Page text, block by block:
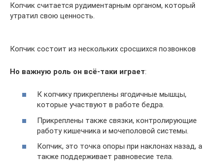
Копчик считается рудиментарным органом, который
утратил свою ценность.
Копчик состоит из нескольких сросшихся позвонков
Но важную роль он всё-таки играет:
К копчику прикреплены ягодичные мышцы,
которые участвуют в работе бедра.
Прикреплены также связки, контролирующие
работу кишечника и мочеполовой системы.
Копчик, это точка опоры при наклонах назад, а
также поддерживает равновесие тела.